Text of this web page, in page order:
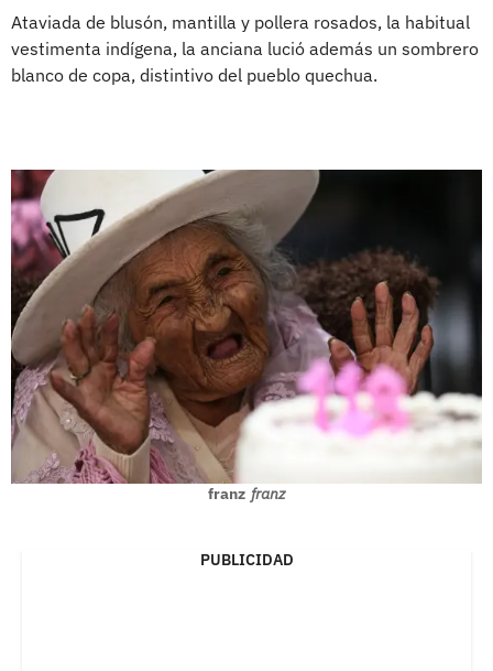
Ataviada de blusón, mantilla y pollera rosados, la habitual
vestimenta indígena, la anciana lució además un sombrero
blanco de copa, distintivo del pueblo quechua.
franz franz
PUBLICIDAD